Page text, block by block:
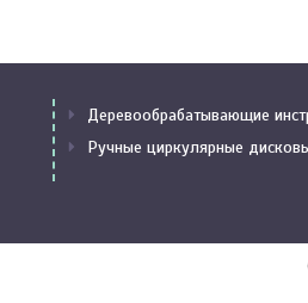
Деревообрабатывающие
Ручные циркулярные